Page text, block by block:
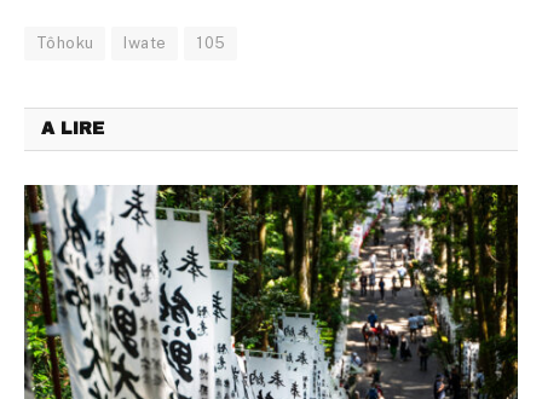
Tôhoku Iwate 105
A LIRE